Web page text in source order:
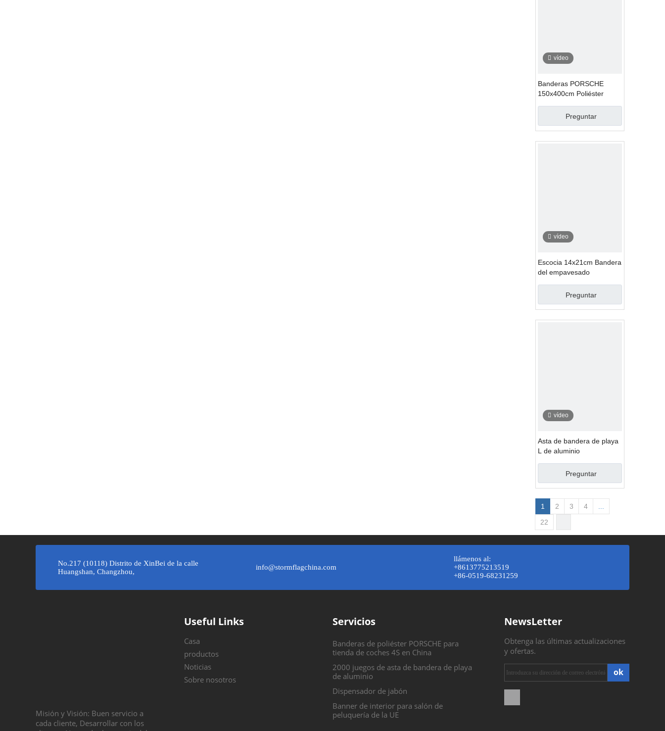
vídeo
Banderas PORSCHE
150x400cm Poliéster
Preguntar
vídeo
Escocia 14x21cm Bandera
del empavesado
Preguntar
vídeo
Asta de bandera de playa
L de aluminio
Preguntar
1 2 3 4
22
No.217 (10118) Distrito de XinBei de la calle
Huangshan, Changzhou,
info@stormflagchina.com
llámenos al:
+8613775213519
+86-0519-68231259
Misión y Visión: Buen servicio a
cada cliente, Desarrollar con los
Useful Links
Casa
productos
Noticias
Sobre nosotros
Servicios
Banderas de poliéster PORSCHE para
tienda de coches 4S en China
2000 juegos de asta de bandera de playa
de aluminio
Dispensador de jabón
Banner de interior para salón de
peluquería de la UE
NewsLetter
Obtenga las últimas actualizaciones
y ofertas.
ok